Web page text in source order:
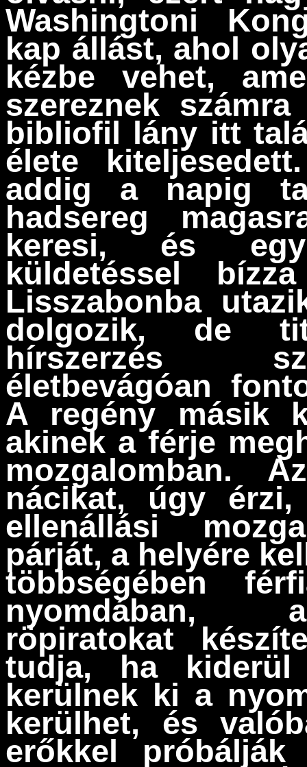
Washingtoni
kap állást, ahol
kézbe vehet,
szereznek
bibliofil lány itt
élete
addig a napig
hadsereg
keresi, és egy
küldetéssel
Lisszabonba
dolgozik, de
hírszerzés
életbevágóan
A regény másik
akinek a férje
mozgalomban.
nácikat, úgy
ellenállási
párját, a helyére
többségében
nyomdában,
röpiratokat
tudja, ha
kerülnek ki a
kerülhet, és
erőkkel